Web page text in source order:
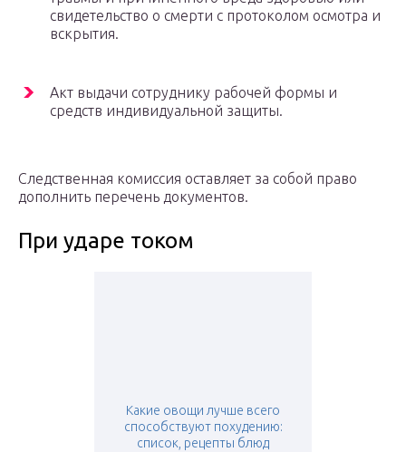
свидетельство о смерти с протоколом осмотра и
вскрытия.
Акт выдачи сотруднику рабочей формы и
средств индивидуальной защиты.
Следственная комиссия оставляет за собой право
дополнить перечень документов.
При ударе током
Какие овощи лучше всего
способствуют похудению:
список, рецепты блюд